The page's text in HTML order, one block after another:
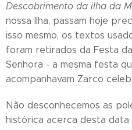
Descobrimento da ilha da
nossa Ilha, passam hoje
isso mesmo, os textos
foram retirados da Festa
Senhora - a mesma festa
acompanhavam Zarco
Não desconhecemos as
histórica acerca desta data